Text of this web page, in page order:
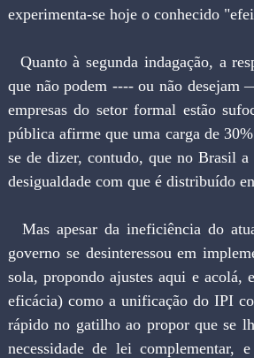
experimenta-se hoje o conhecido
que não podem ---- ou não desejam
empresas do setor formal estão
pública afirme que uma carga de
se de dizer, contudo, que no Brasil
desigualdade com que é distribuído
governo se desinteressou em
sola, propondo ajustes aqui e acolá,
eficácia) como a unificação do IPI
rápido no gatilho ao propor que se
necessidade de lei complementar,